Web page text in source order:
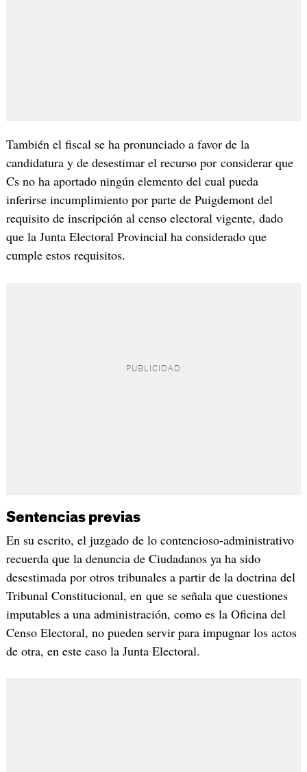
También el fiscal se ha pronunciado a favor de la
candidatura y de desestimar el recurso por considerar que
Cs no ha aportado ningún elemento del cual pueda
inferirse incumplimiento por parte de Puigdemont del
requisito de inscripción al censo electoral vigente, dado
que la Junta Electoral Provincial ha considerado que
cumple estos requisitos.
Sentencias previas
En su escrito, el juzgado de lo contencioso-administrativo
recuerda que la denuncia de Ciudadanos ya ha sido
desestimada por otros tribunales a partir de la doctrina del
Tribunal Constitucional, en que se señala que cuestiones
imputables a una administración, como es la Oficina del
Censo Electoral, no pueden servir para impugnar los actos
de otra, en este caso la Junta Electoral.